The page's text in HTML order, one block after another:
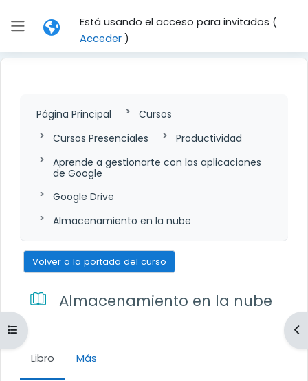
Panel lateral
Está usando el acceso para invitados (
Acceder)
Abrir índice del curso
Página Principal
Cursos
Cursos Presenciales
Productividad
Aprende a gestionarte con las aplicaciones
de Google
Google Drive
Almacenamiento en la nube
Volver a la portada del curso
Almacenamiento en la nube
Libro Más